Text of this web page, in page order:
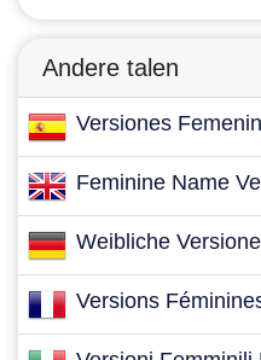
Andere talen
Versiones
Feminine Name
Weibliche
Versions